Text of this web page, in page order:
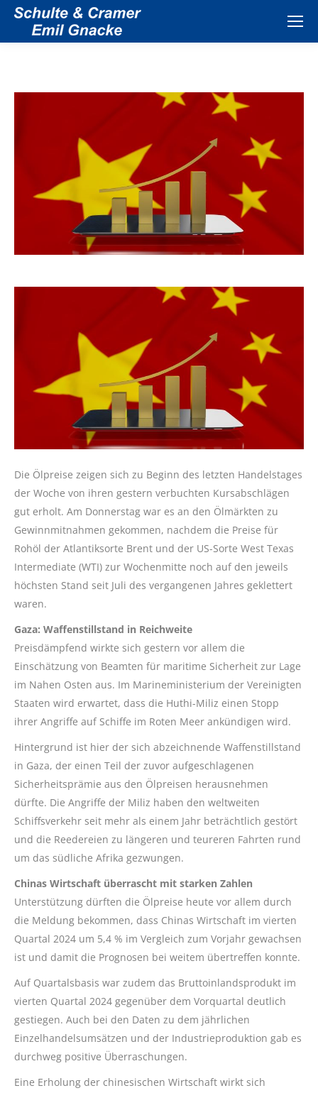
Die Ölpreise zeigen sich zu Beginn des letzten Handelstages
der Woche von ihren gestern verbuchten Kursabschlägen
gut erholt. Am Donnerstag war es an den Ölmärkten zu
Gewinnmitnahmen gekommen, nachdem die Preise für
Rohöl der Atlantiksorte Brent und der US-Sorte West Texas
Intermediate (WTI) zur Wochenmitte noch auf den jeweils
höchsten Stand seit Juli des vergangenen Jahres geklettert
waren.
Gaza: Waffenstillstand in Reichweite
Preisdämpfend wirkte sich gestern vor allem die
Einschätzung von Beamten für maritime Sicherheit zur Lage
im Nahen Osten aus. Im Marineministerium der Vereinigten
Staaten wird erwartet, dass die Huthi-Miliz einen Stopp
ihrer Angriffe auf Schiffe im Roten Meer ankündigen wird.
Hintergrund ist hier der sich abzeichnende Waffenstillstand
in Gaza, der einen Teil der zuvor aufgeschlagenen
Sicherheitsprämie aus den Ölpreisen herausnehmen
dürfte. Die Angriffe der Miliz haben den weltweiten
Schiffsverkehr seit mehr als einem Jahr beträchtlich gestört
und die Reedereien zu längeren und teureren Fahrten rund
um das südliche Afrika gezwungen.
Chinas Wirtschaft überrascht mit starken Zahlen
Unterstützung dürften die Ölpreise heute vor allem durch
die Meldung bekommen, dass Chinas Wirtschaft im vierten
Quartal 2024 um 5,4 % im Vergleich zum Vorjahr gewachsen
ist und damit die Prognosen bei weitem übertreffen konnte.
Auf Quartalsbasis war zudem das Bruttoinlandsprodukt im
vierten Quartal 2024 gegenüber dem Vorquartal deutlich
gestiegen. Auch bei den Daten zu dem jährlichen
Einzelhandelsumsätzen und der Industrieproduktion gab es
durchweg positive Überraschungen.
Eine Erholung der chinesischen Wirtschaft wirkt sich